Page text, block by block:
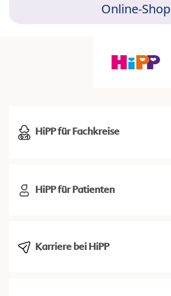
Online-Shop
HiPP für Fachkreise
HiPP für Patienten
Karriere bei HiPP